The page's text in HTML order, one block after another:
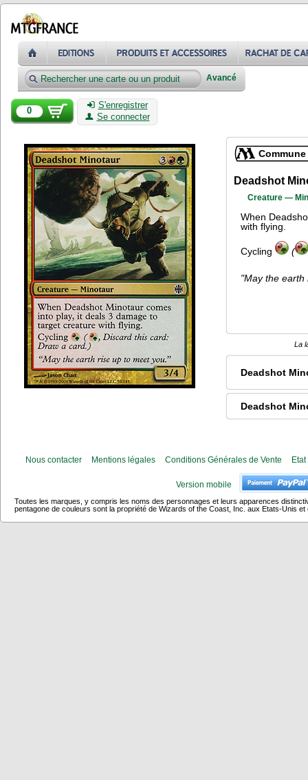
Avancé
0
S'enregistrer
Se connecter
Commune
Deadshot
Creature —
When
with flying.
Cycling (
"May the earth
La
Deadshot
Deadshot
Nous contacter Mentions légales Conditions Générales de Vente
Version mobile
Toutes les marques, y compris les noms des personnages et leurs apparences
pentagone de couleurs sont la propriété de Wizards of the Coast, Inc. aux Etats-Unis